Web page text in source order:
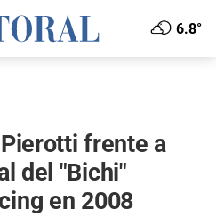
6.8°
frente a
del "Bichi"
en 2008